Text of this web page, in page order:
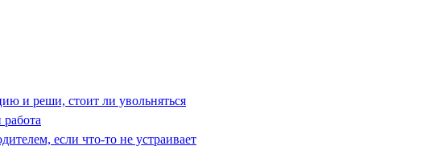
и реши, стоит ли увольняться
если что-то не устраивает